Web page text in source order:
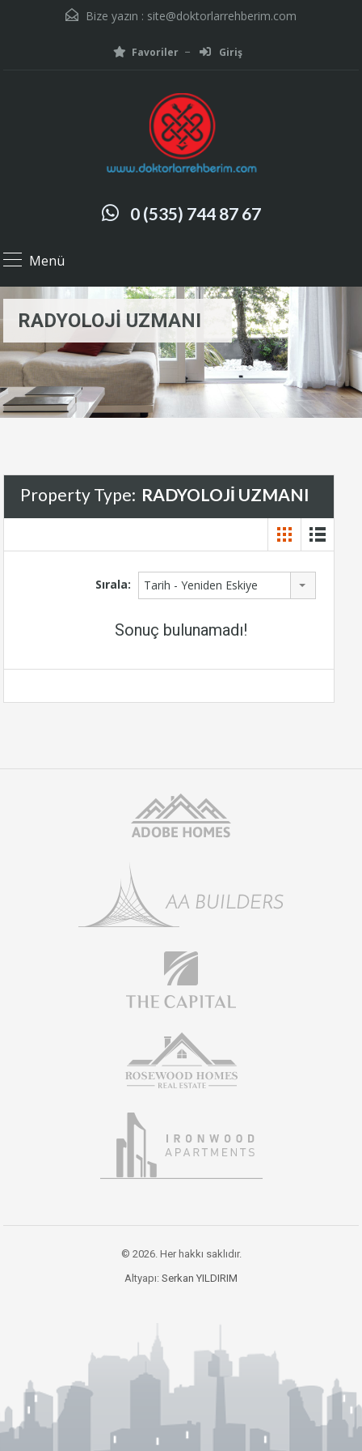
Bize yazın : site@doktorlarrehberim.com
Favoriler Giriş
0 (535) 744 87 67
Menü
RADYOLOJİ UZMANI
Property Type: RADYOLOJİ UZMANI
Sırala: Tarih - Yeniden Eskiye
Sonuç bulunamadı!
© 2026. Her hakkı saklıdır.
Altyapı: Serkan YILDIRIM